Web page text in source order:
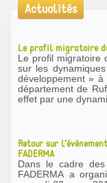
Actualités
Le profil migratoire
Le profil migratoire
sur les
développement » à
département de Rufisque. Ce département se
effet par une
Retour sur
FADERMA
Dans le cadre
FADERMA a